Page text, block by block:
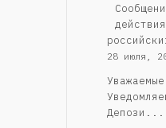
28 июля,
Депози...